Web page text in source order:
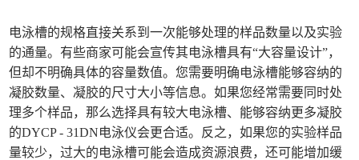
电泳槽的规格直接关系到一次能够处理的样品数量以及实验
的通量。有些商家可能会宣传其电泳槽具有“大容量设计”，
但却不明确具体的容量数值。您需要明确电泳槽能够容纳的
凝胶数量、凝胶的尺寸大小等信息。如果您经常需要同时处
理多个样品，那么选择具有较大电泳槽、能够容纳更多凝胶
的DYCP - 31DN电泳仪会更合适。反之，如果您的实验样品
量较少，过大的电泳槽可能会造成资源浪费，还可能增加缓